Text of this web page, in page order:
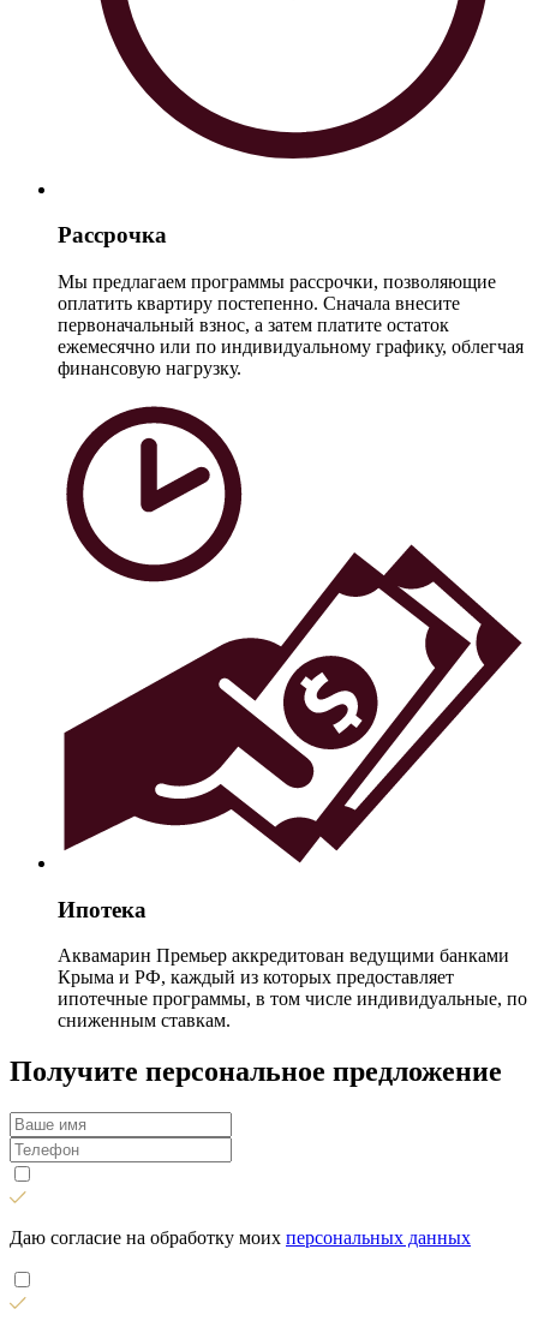
Рассрочка
Мы предлагаем программы рассрочки, позволяющие
оплатить квартиру постепенно. Сначала внесите
первоначальный взнос, а затем платите остаток
ежемесячно или по индивидуальному графику, облегчая
финансовую нагрузку.
Ипотека
Аквамарин Премьер аккредитован ведущими банками
Крыма и РФ, каждый из которых предоставляет
ипотечные программы, в том числе индивидуальные, по
сниженным ставкам.
Получите персональное предложение
Даю согласие на обработку моих персональных данных